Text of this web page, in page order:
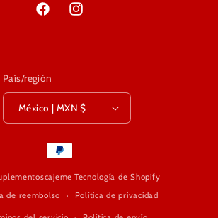
FacebookInstagram
País/región
México | MXN $
Formas
de
pago
Tecnología de Shopify
de reembolso
Política de privacidad